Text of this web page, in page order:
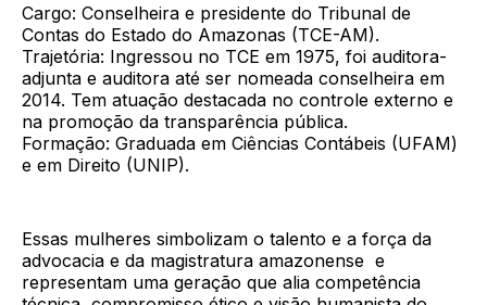
Cargo: Conselheira e presidente do Tribunal de
Contas do Estado do Amazonas (TCE-AM).
Trajetória: Ingressou no TCE em 1975, foi auditora-
adjunta e auditora até ser nomeada conselheira em
2014. Tem atuação destacada no controle externo e
na promoção da transparência pública.
Formação: Graduada em Ciências Contábeis (UFAM)
e em Direito (UNIP).
Essas mulheres simbolizam o talento e a força da
advocacia e da magistratura amazonense e
representam uma geração que alia competência